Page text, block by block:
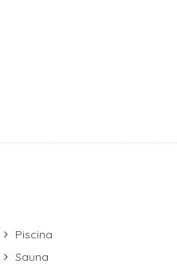
Piscina
Sauna